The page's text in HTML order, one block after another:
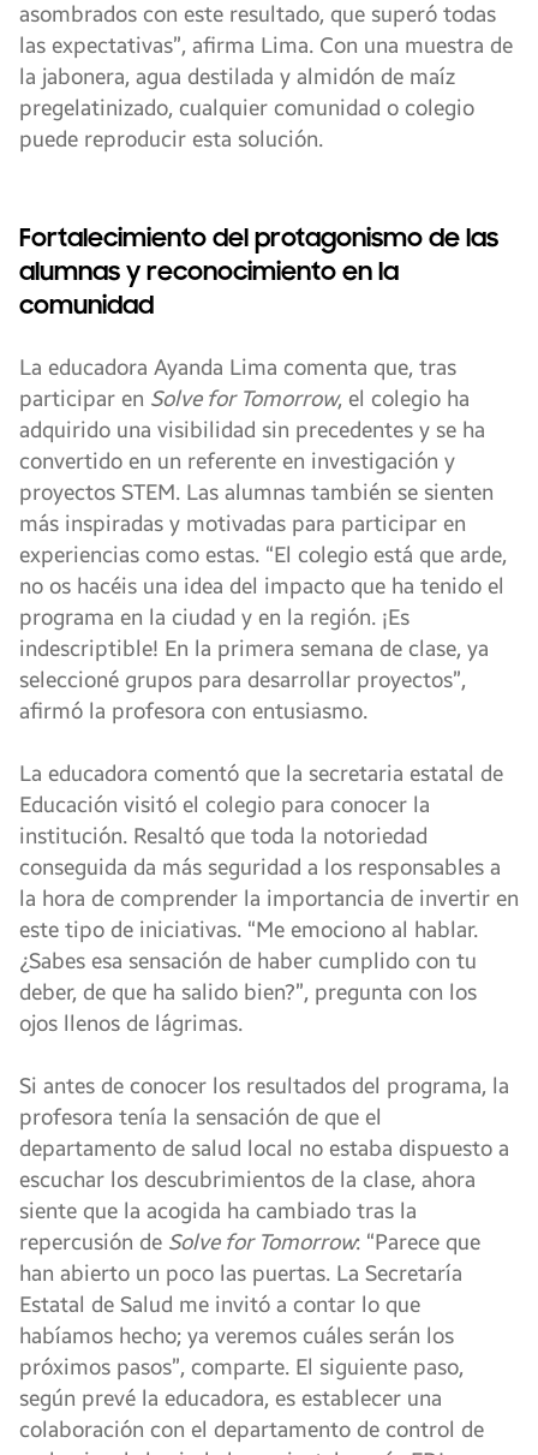
asombrados con este resultado, que superó todas
las expectativas”, afirma Lima. Con una muestra de
la jabonera, agua destilada y almidón de maíz
pregelatinizado, cualquier comunidad o colegio
puede reproducir esta solución.
Fortalecimiento del protagonismo de las
alumnas y reconocimiento en la
comunidad
La educadora Ayanda Lima comenta que, tras
participar en Solve for Tomorrow, el colegio ha
adquirido una visibilidad sin precedentes y se ha
convertido en un referente en investigación y
proyectos STEM. Las alumnas también se sienten
más inspiradas y motivadas para participar en
experiencias como estas. “El colegio está que arde,
no os hacéis una idea del impacto que ha tenido el
programa en la ciudad y en la región. ¡Es
indescriptible! En la primera semana de clase, ya
seleccioné grupos para desarrollar proyectos”,
afirmó la profesora con entusiasmo.
La educadora comentó que la secretaria estatal de
Educación visitó el colegio para conocer la
institución. Resaltó que toda la notoriedad
conseguida da más seguridad a los responsables a
la hora de comprender la importancia de invertir en
este tipo de iniciativas. “Me emociono al hablar.
¿Sabes esa sensación de haber cumplido con tu
deber, de que ha salido bien?”, pregunta con los
ojos llenos de lágrimas.
Si antes de conocer los resultados del programa, la
profesora tenía la sensación de que el
departamento de salud local no estaba dispuesto a
escuchar los descubrimientos de la clase, ahora
siente que la acogida ha cambiado tras la
repercusión de Solve for Tomorrow: “Parece que
han abierto un poco las puertas. La Secretaría
Estatal de Salud me invitó a contar lo que
habíamos hecho; ya veremos cuáles serán los
próximos pasos”, comparte. El siguiente paso,
según prevé la educadora, es establecer una
colaboración con el departamento de control de